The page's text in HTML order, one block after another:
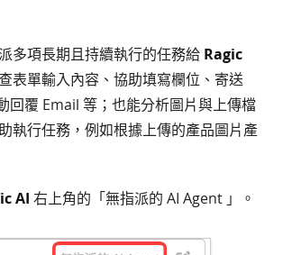
多項長期且持續執行的任務給 Ragic
表單輸入內容、協助填寫欄位、寄送
回覆 Email 等；也能分析圖片與上傳檔
執行任務，例如根據上傳的產品圖片產
AI 右上角的「無指派的 AI Agent 」。